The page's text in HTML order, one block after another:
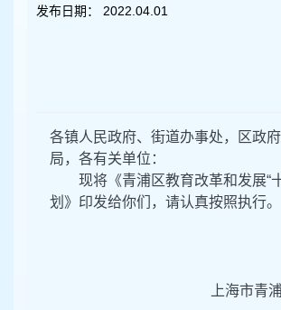
发布日期： 2022.04.01
各镇人民政府、街道办事处，区政府
局，各有关单位：
现将《青浦区教育改革和发展“
划》印发给你们，请认真按照执行。
上海市青